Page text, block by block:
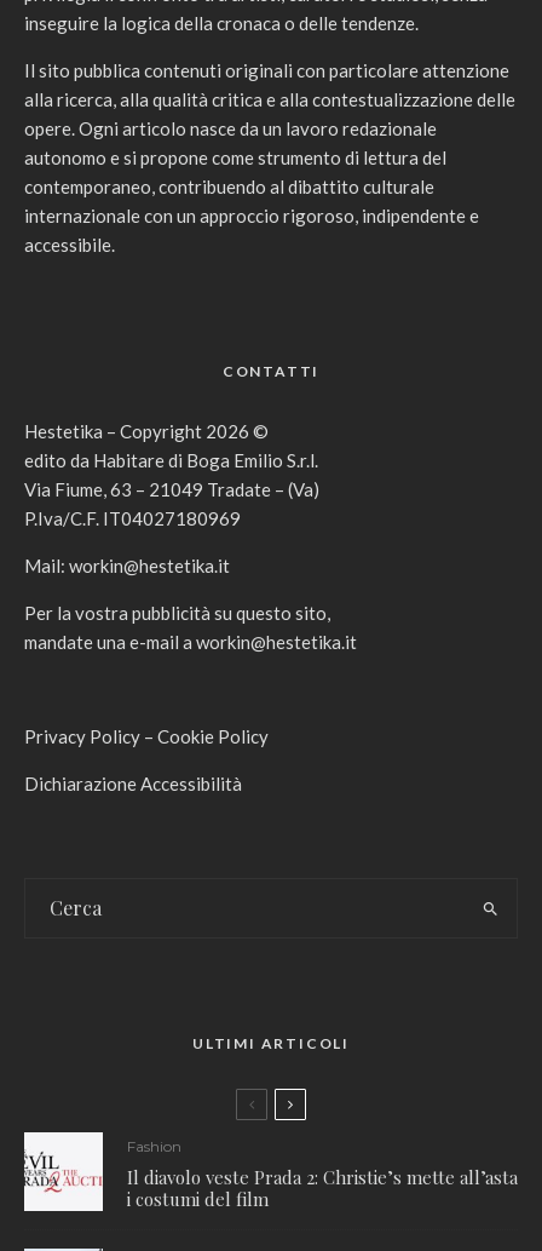
inseguire la logica della cronaca o delle tendenze.
Il sito pubblica contenuti originali con particolare attenzione
alla ricerca, alla qualità critica e alla contestualizzazione delle
opere. Ogni articolo nasce da un lavoro redazionale
autonomo e si propone come strumento di lettura del
contemporaneo, contribuendo al dibattito culturale
internazionale con un approccio rigoroso, indipendente e
accessibile.
CONTATTI
Hestetika – Copyright 2026 ©
edito da Habitare di Boga Emilio S.r.l.
Via Fiume, 63 – 21049 Tradate – (Va)
P.Iva/C.F. IT04027180969
Mail: workin@hestetika.it
Per la vostra pubblicità su questo sito,
mandate una e-mail a workin@hestetika.it
Privacy Policy – Cookie Policy
Dichiarazione Accessibilità
ULTIMI ARTICOLI
Fashion
Il diavolo veste Prada 2: Christie’s mette all’asta
i costumi del film